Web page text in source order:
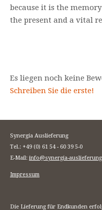
because it is the
the present and a vital
Es liegen noch keine
Schreiben Sie die erste!
Synergia Auslieferung
Tel.: +49 (0) 61 54 - 60 39 5-0
E-Mail: info@synergia-
Impressum
Die Lieferung für Endkunden